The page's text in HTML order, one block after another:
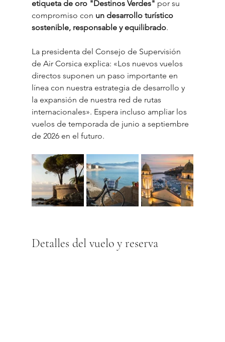
etiqueta de oro "Destinos Verdes" por su
compromiso con un desarrollo turístico
sostenible, responsable y equilibrado.
La presidenta del Consejo de Supervisión
de Air Corsica explica: «Los nuevos vuelos
directos suponen un paso importante en
línea con nuestra estrategia de desarrollo y
la expansión de nuestra red de rutas
internacionales». Espera incluso ampliar los
vuelos de temporada de junio a septiembre
de 2026 en el futuro.
Detalles del vuelo y reserva